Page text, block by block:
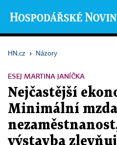
HN.cz › Názory
ESEJ MARTINA JANÍČKA
Nejčastější
Minimální
výstavba